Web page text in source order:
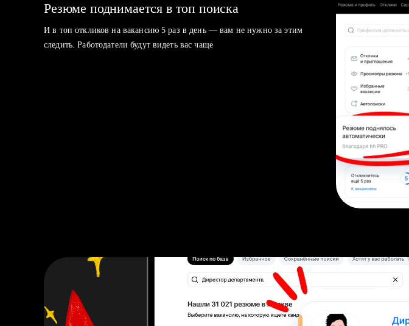
Резюме поднимается в топ поиска
И в топ откликов на вакансию 5 раз в день — вам не нужно за этим
следить. Работодатели будут видеть вас чаще